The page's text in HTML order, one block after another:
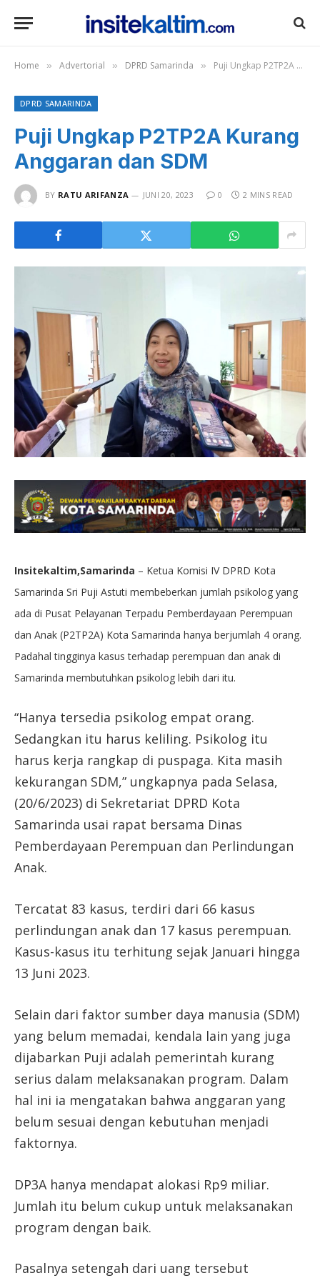
Home » Advertorial » DPRD Samarinda » Puji Ungkap P2TP2A Kurang Anggaran dan SDM
DPRD SAMARINDA
Puji Ungkap P2TP2A Kurang
Anggaran dan SDM
BY RATU ARIFANZA JUNI 20, 2023 0 2 MINS READ
Insitekaltim,Samarinda – Ketua Komisi IV DPRD Kota
Samarinda Sri Puji Astuti membeberkan jumlah psikolog yang
ada di Pusat Pelayanan Terpadu Pemberdayaan Perempuan
dan Anak (P2TP2A) Kota Samarinda hanya berjumlah 4 orang.
Padahal tingginya kasus terhadap perempuan dan anak di
Samarinda membutuhkan psikolog lebih dari itu.
“Hanya tersedia psikolog empat orang.
Sedangkan itu harus keliling. Psikolog itu
harus kerja rangkap di puspaga. Kita masih
kekurangan SDM,” ungkapnya pada Selasa,
(20/6/2023) di Sekretariat DPRD Kota
Samarinda usai rapat bersama Dinas
Pemberdayaan Perempuan dan Perlindungan
Anak.
Tercatat 83 kasus, terdiri dari 66 kasus
perlindungan anak dan 17 kasus perempuan.
Kasus-kasus itu terhitung sejak Januari hingga
13 Juni 2023.
Selain dari faktor sumber daya manusia (SDM)
yang belum memadai, kendala lain yang juga
dijabarkan Puji adalah pemerintah kurang
serius dalam melaksanakan program. Dalam
hal ini ia mengatakan bahwa anggaran yang
belum sesuai dengan kebutuhan menjadi
faktornya.
DP3A hanya mendapat alokasi Rp9 miliar.
Jumlah itu belum cukup untuk melaksanakan
program dengan baik.
Pasalnya setengah dari uang tersebut